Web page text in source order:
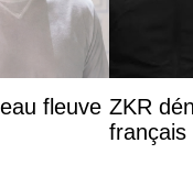
fleuve ZKR